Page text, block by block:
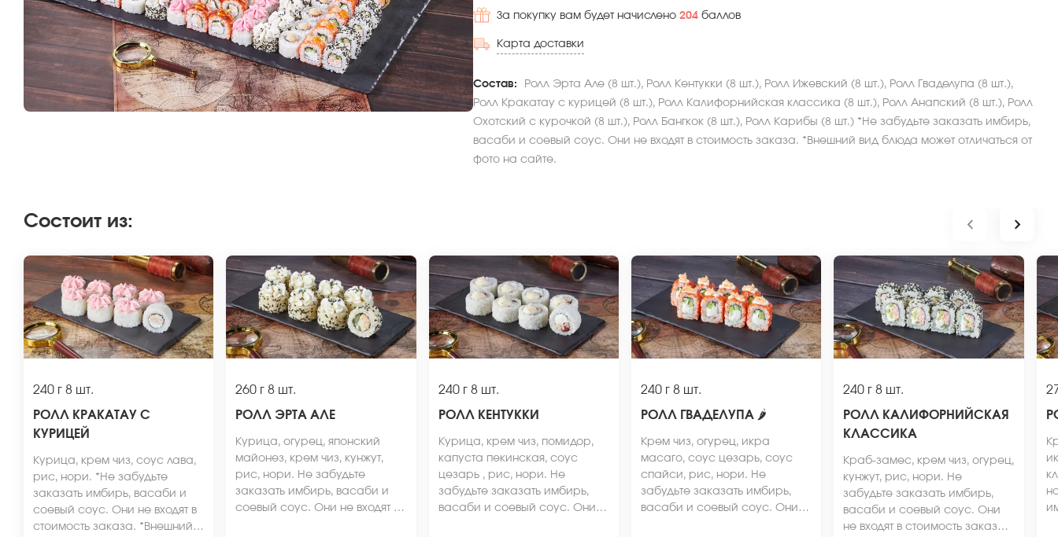
За покупку вам будет начислено 204 баллов
Карта доставки
Состав:
Ролл Эрта Але (8 шт.), Ролл Кентукки (8 шт.), Ролл Ижевский (8 шт.), Ролл Гваделупа (8 шт.),
Ролл Кракатау с курицей (8 шт.), Ролл Калифорнийская классика (8 шт.), Ролл Анапский (8 шт.), Ролл
Охотский с курочкой (8 шт.), Ролл Бангкок (8 шт.), Ролл Карибы (8 шт.) *Не забудьте заказать имбирь,
васаби и соевый соус. Они не входят в стоимость заказа. *Внешний вид блюда может отличаться от
фото на сайте.
Состоит из:
240 г 8 шт.
РОЛЛ КРАКАТАУ С
КУРИЦЕЙ
Курица, крем чиз, соус лава,
рис, нори. *Не забудьте
заказать имбирь, васаби и
соевый соус. Они не входят в
стоимость заказа. *Внешний
260 г 8 шт.
РОЛЛ ЭРТА АЛЕ
Курица, огурец, японский
майонез, крем чиз, кунжут,
рис, нори. Не забудьте
заказать имбирь, васаби и
соевый соус. Они не входят в
240 г8 шт.
РОЛЛ КЕНТУККИ
Курица, крем чиз, помидор,
капуста пекинская, соус
цезарь , рис, нори. Не
забудьте заказать имбирь,
васаби и соевый соус. Они
240 г8 шт.
РОЛЛ ГВАДЕЛУПА🌶
Крем чиз, огурец, икра
масаго, соус цезарь, соус
спайси, рис, нори. Не
забудьте заказать имбирь,
васаби и соевый соус. Они
240 г 8 шт.
РОЛЛ КАЛИФОРНИЙСКАЯ
КЛАССИКА
Краб-замес, крем чиз, огурец,
кунжут, рис, нори. Не
забудьте заказать имбирь,
васаби и соевый соус. Они
не входят в стоимость заказа.